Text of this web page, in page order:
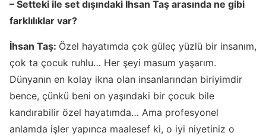
– Setteki ile set dışındaki İhsan Taş arasında ne gibi
farklılıklar var?
İhsan Taş: Özel hayatımda çok güleç yüzlü bir insanım,
çok ta çocuk ruhlu… Her şeyi masum yaşarım.
Dünyanın en kolay ikna olan insanlarından biriyimdir
bence, çünkü beni on yaşındaki bir çocuk bile
kandırabilir özel hayatımda… Ama profesyonel
anlamda işler yapınca maalesef ki, o iyi niyetiniz o